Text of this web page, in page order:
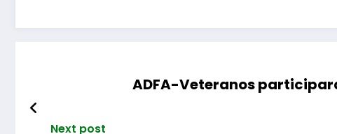
ADFA-Veteranos
Next post